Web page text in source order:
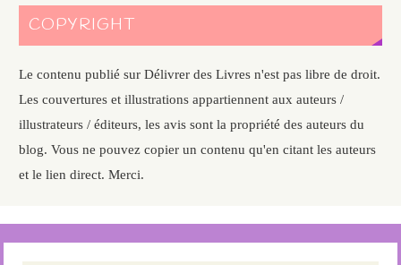
COPYRIGHT
Le contenu publié sur Délivrer des Livres n'est pas libre de droit.
Les couvertures et illustrations appartiennent aux auteurs /
illustrateurs / éditeurs, les avis sont la propriété des auteurs du
blog. Vous ne pouvez copier un contenu qu'en citant les auteurs
et le lien direct. Merci.